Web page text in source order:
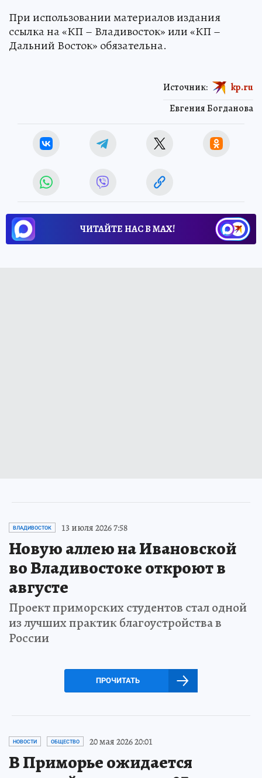
При использовании материалов издания
ссылка на «КП – Владивосток» или «КП –
Дальний Восток» обязательна.
Евгения Богданова
Источник: kp.ru
ЧИТАЙТЕ НАС В МАХ!
ВЛАДИВОСТОК 13 июля 2026 7:58
Новую аллею на Ивановской
во Владивостоке откроют в
августе
Проект приморских студентов стал одной
из лучших практик благоустройства в
России
ПРОЧИТАТЬ
НОВОСТИ ОБЩЕСТВО 20 мая 2026 20:01
В Приморье ожидается